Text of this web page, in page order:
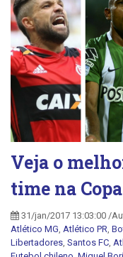
Veja o
time na
31/jan/2017 13:03:00 /
Atlético MG, Atlético PR,
Libertadores, Santos FC,